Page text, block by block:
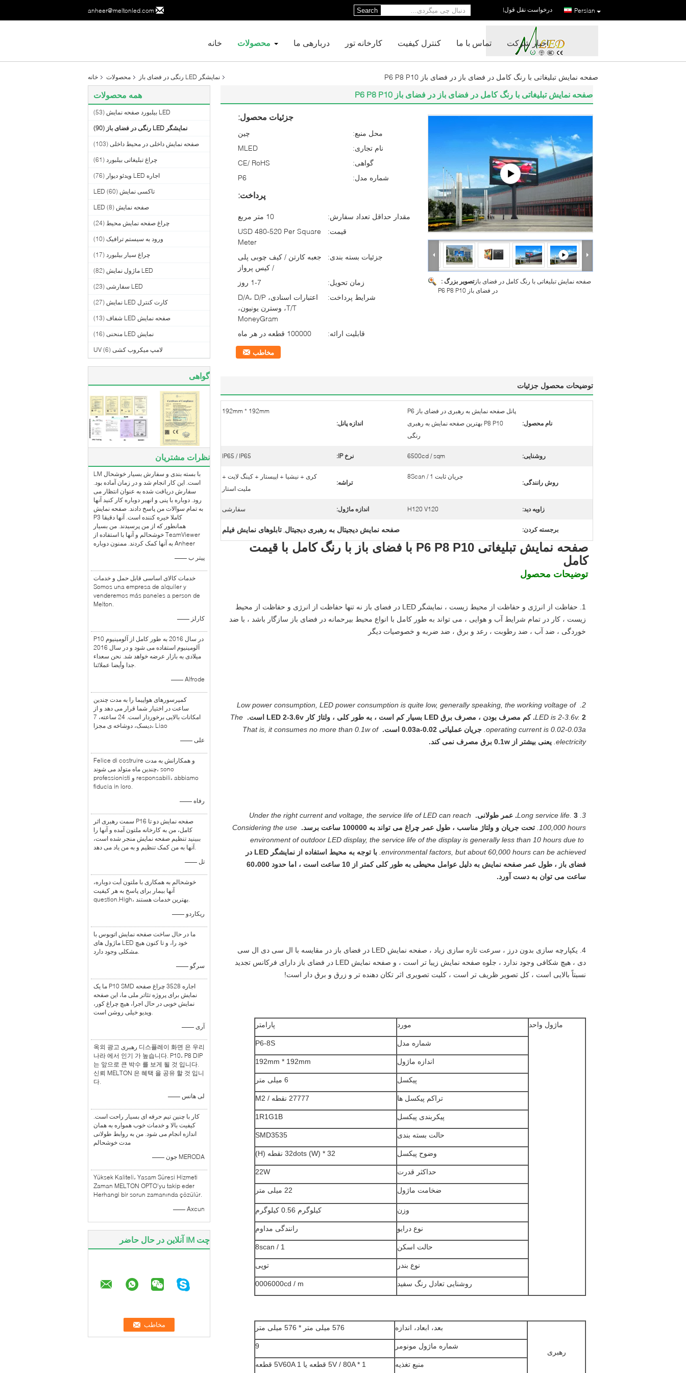
anheer@meltonled.com Persian درخواست نقل قول|
Search
خانه محصولات دربارهی ما کارخانه تور کنترل کیفیت تماس با ما اخبار شرکت
خانه محصولات نمایشگر LED رنگی در فضای باز صفحه نمایش تبلیغاتی با رنگ کامل در فضای باز در فضای باز P6 P8 P10
همه محصولات
LED بیلبورد صفحه نمایش (53)
نمایشگر LED رنگی در فضای باز (90)
صفحه نمایش داخلی در محیط داخلی (103)
چراغ تبلیغاتی بیلبورد (61)
اجاره LED ویدئو دیوار (76)
تاکسی نمایش LED (60)
صفحه نمایش LED (8)
چراغ صفحه نمایش محیط (24)
ورود به سیستم ترافیک (10)
چراغ سیار بیلبورد (17)
LED ماژول نمایش (82)
LED سفارشی (23)
کارت کنترل LED نمایش (27)
صفحه نمایش LED شفاف (13)
نمایش LED منحنی (16)
لامپ میکروب کشی UV (6)
گواهی
نظرات مشتریان
LM با بسته بندی و سفارش بسیار خوشحال
است. این کار انجام شد و در زمان آماده بود.
سفارش دریافت شده به عنوان انتظار می
رود. دوباره با پنی و انهیر دوباره کار کنید آنها
به تمام سوالات من پاسخ دادند. صفحه نمایش
P3 کاملا خیره کننده است. آنها دقیقا
همانطور که از من پرسیدند. من بسیار
خوشحالم و آنها با استفاده از TeamViewer
به آنها کمک کردند. ممنون دوباره Anheer
—— پیتر ب
خدمات کالای اساسی قابل حمل و خدمات
Somos una empresa de alquiler y
venderemos más paneles a person de
Melton.
—— کارلز
P10 در سال 2016 به طور کامل از آلومینیوم
آلومینیوم استفاده می شود و در سال 2016
میلادی به بازار عرضه خواهد شد. نحن سعداء
جدا وأيضا عملائنا.
—— Alfrode
کمپرسورهای هواپیما را به مدت چندین
ساعت در اختیار شما قرار می دهد و از
امکانات بالایی برخوردار است. 24 ساعته، 7
دیسک، دوشاخه ی مجزا، Liao
—— علی
Felice di costruire و همکارانش به مدت
چندین ماه متولد می شوند، sono
professionisti و responsabili، abbiamo
fiducia in loro.
—— رفاه
سمت رهبری اثر P16 صفحه نمایش دو تا
کامل، من به کارخانه ملتون آمده و آنها را
ببینید تنظیم صفحه نمایش منجر شده است،
آنها به من کمک تنظیم و به من یاد می دهد.
—— تل
خوشحالم به همکاری با ملتون أبت دوباره،
آنها بیمار برای پاسخ به هر کیفیت
question.High، بهترین خدمات هستند.
—— ریکاردو
ما در حال ساخت صفحه نمایش اتوبوس با
ماژول های LED خود را، و تا کنون هیچ
مشکلی وجود دارد.
—— سرگو
ما یک P10 SMD اجاره 3528 چراغ صفحه
نمایش برای پروژه تئاتر ملی ما، این صفحه
نمایش خوبی در حال اجرا، هیچ چراغ کور،
ویدیو خیلی روشن است.
—— آری
옥외 광고 رهبری 디스플레이 화면 은 우리
나라 에서 인기 가 높습니다. P10، P8 DIP
는 앞으로 큰 박수 를 보게 될 것 입니다.
신뢰 MELTON 은 혜택 을 공유 할 것 입니
다.
—— لی هانس
کار با چنین تیم حرفه ای بسیار راحت است.
کیفیت بالا و خدمات خوب همواره به همان
اندازه انجام می شود. من به روابط طولانی
مدت خوشحالم
—— جون MERODA
Yüksek Kaliteli، Yasam Süresi Hizmeti
Zaman MELTON OPTO'yu takip eder
Herhangi bir sorun zamanında çözülür.
—— Axcun
چت IM آنلاین در حال حاضر
صفحه نمایش تبلیغاتی با رنگ کامل در فضای باز در فضای باز P6 P8 P10
تصویر بزرگ :صفحه نمایش تبلیغاتی با رنگ کامل در فضای باز
در فضای باز P6 P8 P10
جزئیات محصول:
محل منبع:
چين
نام تجاری:
MLED
گواهی:
CE/ RoHS
شماره مدل:
P6
پرداخت:
مقدار حداقل تعداد سفارش:
10 متر مربع
قیمت:
USD 480-520 Per Square
Meter
جزئیات بسته بندی:
جعبه کارتن / کیف چوبی پلی
/ کیس پرواز
زمان تحویل:
1-7 روز
شرایط پرداخت:
اعتبارات اسنادی، D/A، D/P
T/T، وسترن یونیون،
MoneyGram
قابلیت ارائه:
100000 قطعه در هر ماه
مخاطب
توضیحات محصول جزئیات
نام محصول:
پانل صفحه نمایش به رهبری در فضای باز P6
P8 P10 بهترین صفحه نمایش به رهبری
رنگی
اندازه پانل:
192mm * 192mm
روشنایی: 6500cd / sqm نرخ IP: IP65 / IP65
روش رانندگی:
جریان ثابت 1 / 8Scan
تراشه:
کری + نیشیا + اپیستار + کینگ لایت +
ملیت استار
زاویه دید: H120 V120 اندازه ماژول: سفارشی
برجسته کردن: صفحه نمایش دیجیتال به رهبری دیجیتال, تابلوهای نمایش فیلم
صفحه نمایش تبلیغاتی P6 P8 P10 با فضای باز با رنگ کامل با قیمت
کامل
توضیحات محصول
خوردگی ، ضد آب ، ضد رطوبت ، رعد و برق ، ضد ضربه و خصوصیات دیگر
2. Low power consumption, LED power consumption is quite low, generally speaking, the working voltage of
LED is 2-3.6v. 2. کم مصرف بودن ، مصرف برق LED بسیار کم است ، به طور کلی ، ولتاژ کار LED 2-3.6v است.
The
operating current is 0.02-0.03a. جریان عملیاتی 0.02-0.03a است.
That is, it consumes no more than 0.1w of
electricity. یعنی بیشتر از 0.1w برق مصرف نمی کند.
3. Long service life. 3. عمر طولانی.
Under the right current and voltage, the service life of LED can reach
100,000 hours.
تحت جریان و ولتاژ مناسب ، طول عمر چراغ می تواند به 100000 ساعت برسد.
Considering the use
environment of outdoor LED display, the service life of the display is generally less than 10 hours due to
environmental factors, but about 60,000 hours can be achieved.
ساعت می توان به دست آورد.
نسبتاً بالایی است ، کل تصویر ظریف تر است ، کلیت تصویری اثر تکان دهنده تر و زرق و برق دار است!
ماژول واحد مورد پارامتر
شماره مدل P6-8S
اندازه ماژول 192mm * 192mm
پیکسل 6 میلی متر
تراکم پیکسل ها 27777 نقطه / M2
پیکربندی پیکسل 1R1G1B
حالت بسته بندی SMD3535
وضوح پیکسل 32dots (W) * 32 نقطه (H)
حداکثر قدرت 22W
ضخامت ماژول 22 میلی متر
وزن کیلوگرم 0.56 کیلوگرم
نوع درایو رانندگی مداوم
حالت اسکن 1 / 8scan
نوع بندر توپی
روشنایی تعادل رنگ سفید 0006000cd / m
رهبری
بعد، ابعاد، اندازه 576 میلی متر * 576 میلی متر
شماره ماژول مونومر 9
منبع تغذیه 5V / 80A * 1 قطعه یا 5V60A 1 قطعه